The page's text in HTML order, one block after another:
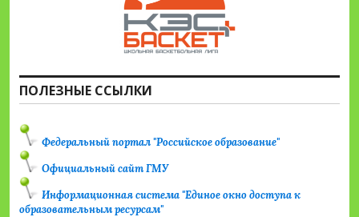
ПОЛЕЗНЫЕ ССЫЛКИ
Федеральный портал "Российское образование"
Официальный сайт ГМУ
Информационная система "Единое окно доступа к
образовательным ресурсам"